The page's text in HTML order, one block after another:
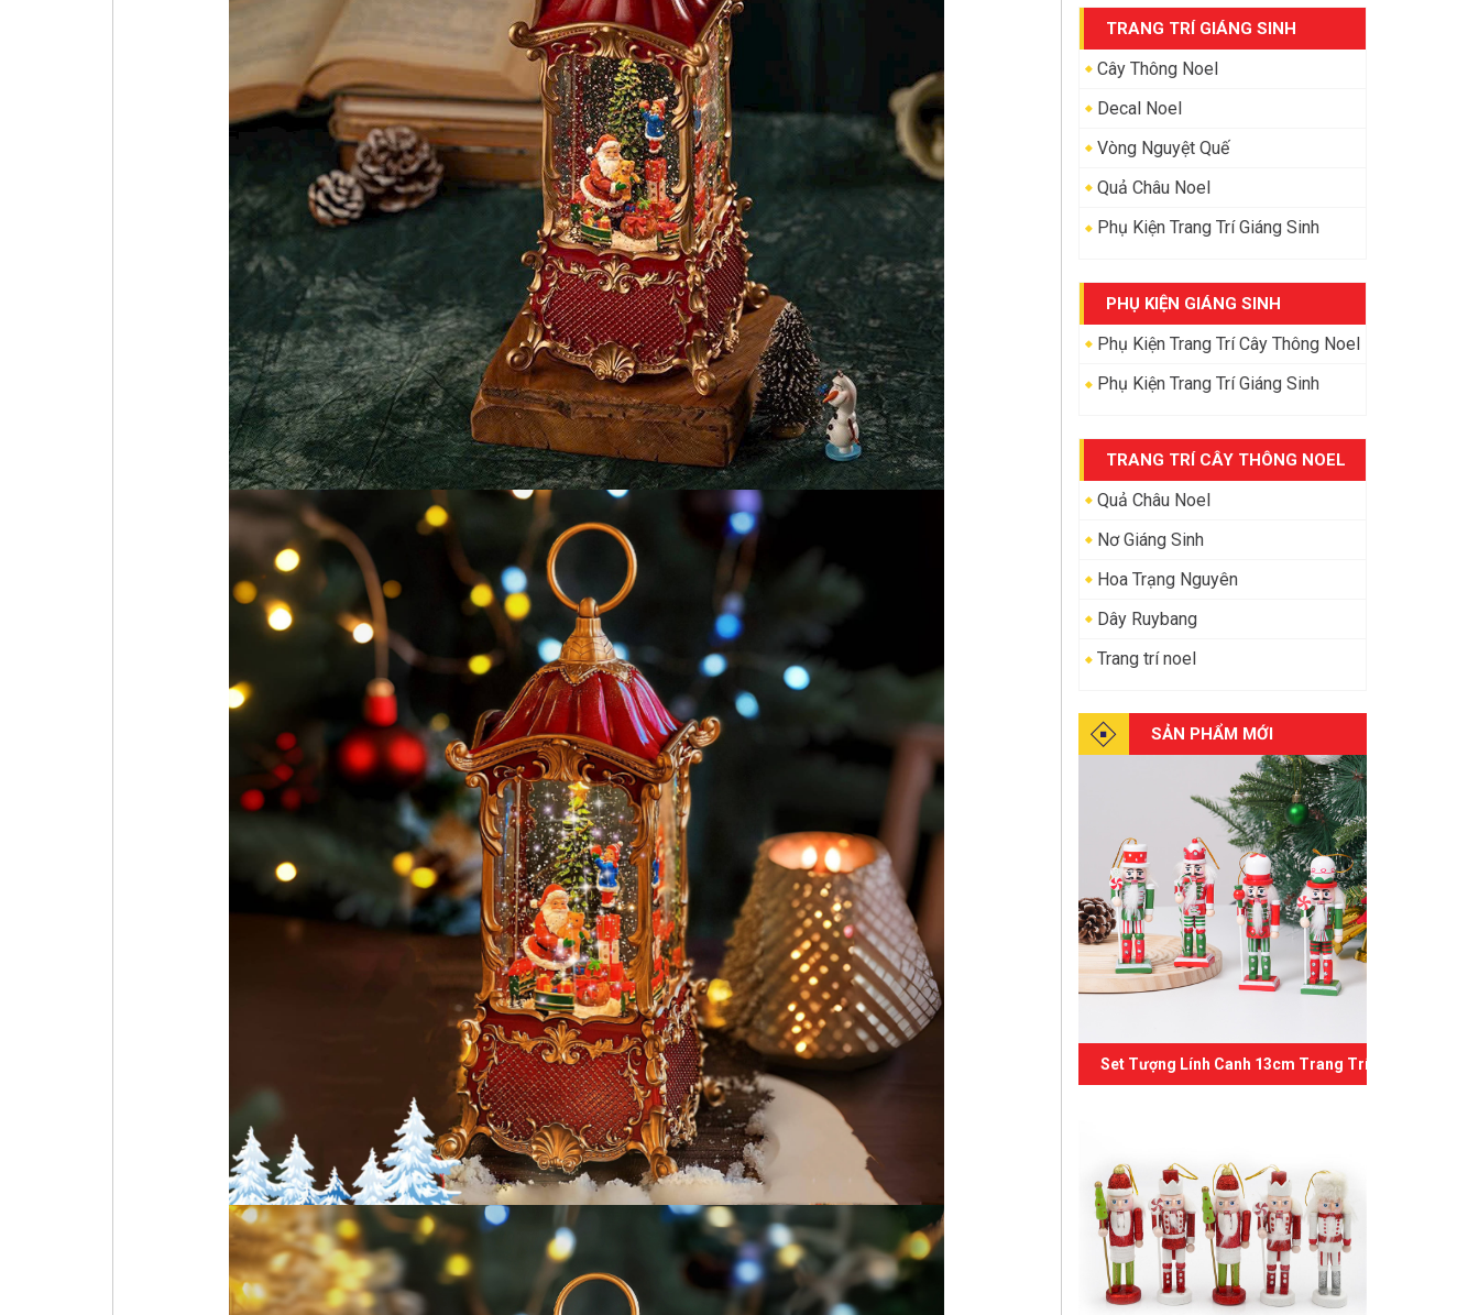
TRANG TRÍ GIÁNG SINH
Cây Thông Noel
Decal Noel
Vòng Nguyệt Quế
Quả Châu Noel
Phụ Kiện Trang Trí Giáng Sinh
PHỤ KIỆN GIÁNG SINH
Phụ Kiện Trang Trí Cây Thông Noel
Phụ Kiện Trang Trí Giáng Sinh
TRANG TRÍ CÂY THÔNG NOEL
Quả Châu Noel
Nơ Giáng Sinh
Hoa Trạng Nguyên
Dây Ruybang
Trang trí noel
SẢN PHẨM MỚI
Set Tượng Lính Canh 13cm Trang Trí Giáng Sinh 07